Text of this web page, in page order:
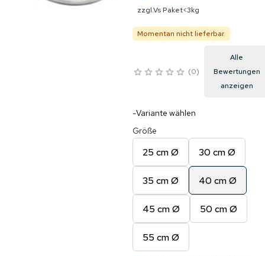
zzgl.Vs Paket<3kg
Momentan nicht lieferbar.
0
Alle
Bewertungen
anzeigen
-Variante wählen
Größe
25 cm Ø 30 cm Ø
35 cm Ø 40 cm Ø
45 cm Ø 50 cm Ø
55 cm Ø